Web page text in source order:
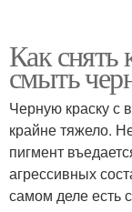
Как снять
смыть
Черную краску с
крайне тяжело.
пигмент
агрессивных
самом деле есть